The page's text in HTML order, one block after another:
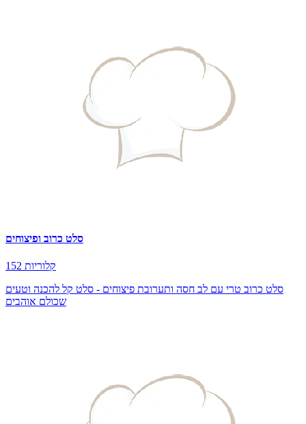
סלט כרוב ופיצוחים
152 קלוריות
סלט כרוב טרי עם לב חסה ותערובת פיצוחים - סלט קל להכנה וטעים
שכולם אוהבים